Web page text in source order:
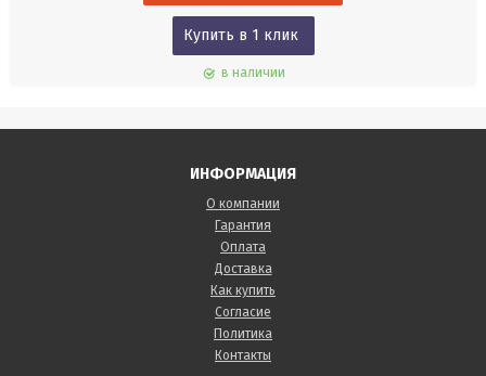
Купить в 1 клик
в наличии
ИНФОРМАЦИЯ
О компании
Гарантия
Оплата
Доставка
Как купить
Согласие
Политика
Контакты